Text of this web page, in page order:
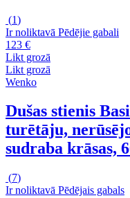
(1)
Ir noliktavā Pēdējie gabali
123 €
Likt grozā
Likt grozā
Wenko
Dušas stienis
turētāju,
sudraba krāsas,
(7)
Ir noliktavā Pēdējais gabals